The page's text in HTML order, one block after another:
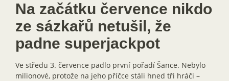
Na začátku července nikdo
ze sázkařů netušil, že
padne superjackpot
Ve středu 3. července padlo první pořadí Šance. Nebylo
milionové, protože na jeho příčce stáli hned tři hráči –